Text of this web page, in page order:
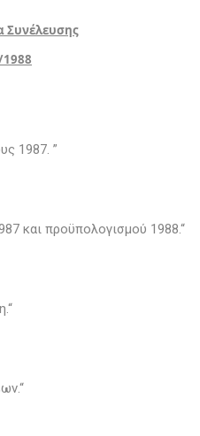
Συνέλευσης
1987. ”
και προϋπολογισμού 1988.“